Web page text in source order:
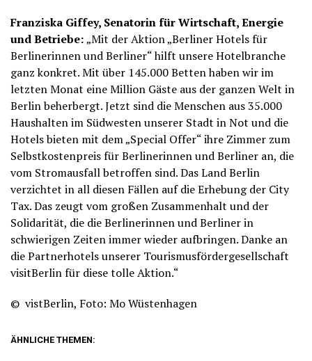
Franziska Giffey, Senatorin für Wirtschaft, Energie
und Betriebe:„Mit der Aktion „Berliner Hotels für
Berlinerinnen und Berliner“ hilft unsere Hotelbranche
ganz konkret. Mit über 145.000 Betten haben wir im
letzten Monat eine Million Gäste aus der ganzen Welt in
Berlin beherbergt. Jetzt sind die Menschen aus 35.000
Haushalten im Südwesten unserer Stadt in Not und die
Hotels bieten mit dem „Special Offer“ ihre Zimmer zum
Selbstkostenpreis für Berlinerinnen und Berliner an, die
vom Stromausfall betroffen sind. Das Land Berlin
verzichtet in all diesen Fällen auf die Erhebung der City
Tax. Das zeugt vom großen Zusammenhalt und der
Solidarität, die die Berlinerinnen und Berliner in
schwierigen Zeiten immer wieder aufbringen. Danke an
die Partnerhotels unserer Tourismusfördergesellschaft
visitBerlin für diese tolle Aktion.“
© vistBerlin, Foto: Mo Wüstenhagen
ÄHNLICHE THEMEN: